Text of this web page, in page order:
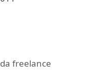
freelance